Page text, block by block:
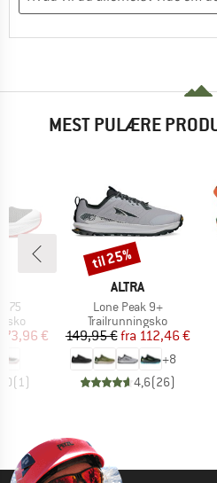
MEST PULÆRE
pris
€
(1)
MÆRKE
ALTRA
Artikel
Lone Peak 9+
Produktgruppe
Trailrunningsko
Pris
149,95 € Nedsat pris
fra 112,46 €
+8
4,6(26)
Rabat
til 25%